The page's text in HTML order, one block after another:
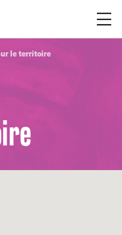
le territoire